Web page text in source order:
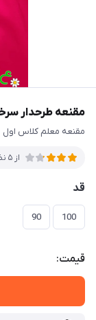
مقنعه طرحدار
مقنعه معلم کلاس اول
از 5 نظر
قد
100
90
قیمت: